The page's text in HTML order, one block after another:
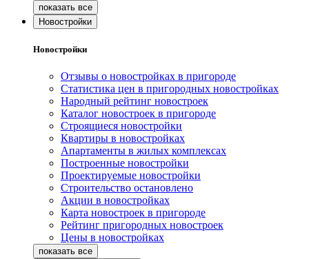
Новостройки
Новостройки
Отзывы о новостройках в пригороде
Статистика цен в пригородных новостройках
Народный рейтинг новостроек
Каталог новостроек в пригороде
Строящиеся новостройки
Квартиры в новостройках
Апартаменты в жилых комплексах
Построенные новостройки
Проектируемые новостройки
Строительство остановлено
Акции в новостройках
Карта новостроек в пригороде
Рейтинг пригородных новостроек
Цены в новостройках